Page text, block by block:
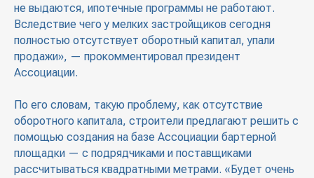
не выдаются, ипотечные программы не работают.
Вследствие чего у мелких застройщиков сегодня
полностью отсутствует оборотный капитал, упали
продажи», — прокомментировал президент
Ассоциации.
По его словам, такую проблему, как отсутствие
оборотного капитала, строители предлагают решить с
помощью создания на базе Ассоциации бартерной
площадки — с подрядчиками и поставщиками
рассчитываться квадратными метрами. «Будет очень